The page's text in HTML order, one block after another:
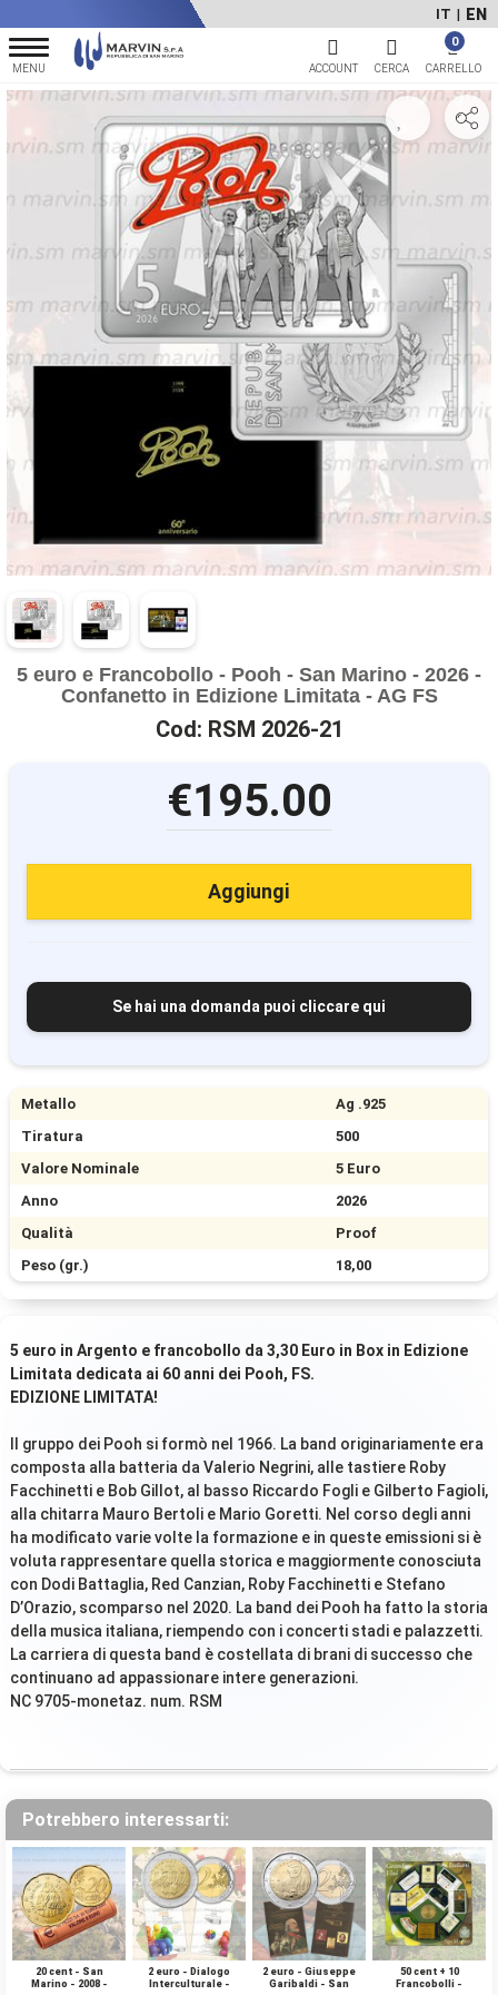
IT | EN
0
5 euro e Francobollo - Pooh - San Marino - 2026 -
Confanetto in Edizione Limitata - AG FS
Cod: RSM 2026-21
€195.00
Aggiungi
Se hai una domanda puoi cliccare qui
Metallo
Ag .925
Tiratura
500
Valore Nominale
5 Euro
Anno
2026
Qualità
Proof
Peso (gr.)
18,00
5 euro in Argento e francobollo da 3,30 Euro in Box in Edizione
Limitata dedicata ai 60 anni dei Pooh, FS.
EDIZIONE LIMITATA!
Il gruppo dei Pooh si formò nel 1966. La band originariamente era
composta alla batteria da Valerio Negrini, alle tastiere Roby
Facchinetti e Bob Gillot, al basso Riccardo Fogli e Gilberto Fagioli,
alla chitarra Mauro Bertoli e Mario Goretti. Nel corso degli anni
ha modificato varie volte la formazione e in queste emissioni si è
voluta rappresentare quella storica e maggiormente conosciuta
con Dodi Battaglia, Red Canzian, Roby Facchinetti e Stefano
D’Orazio, scomparso nel 2020. La band dei Pooh ha fatto la storia
della musica italiana, riempendo con i concerti stadi e palazzetti.
La carriera di questa band è costellata di brani di successo che
continuano ad appassionare intere generazioni.
NC 9705-monetaz. num. RSM
Potrebbero interessarti:
20 cent - San
Marino - 2008 -
2 euro - Dialogo
Interculturale -
2 euro - Giuseppe
Garibaldi - San
50 cent + 10
Francobolli -